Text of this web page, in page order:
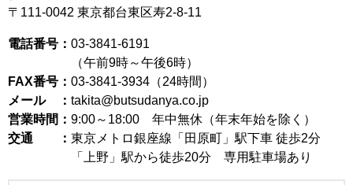
〒111-0042 東京都台東区寿2-8-11
電話番号： 03-3841-6191
（午前9時～午後6時）
FAX番号： 03-3841-3934（24時間）
メール ： takita@butsudanya.co.jp
営業時間： 9:00～18:00 年中無休（年末年始を除く）
交通 ： 東京メトロ銀座線「田原町」駅下車 徒歩2分
「上野」駅から徒歩20分 専用駐車場あり